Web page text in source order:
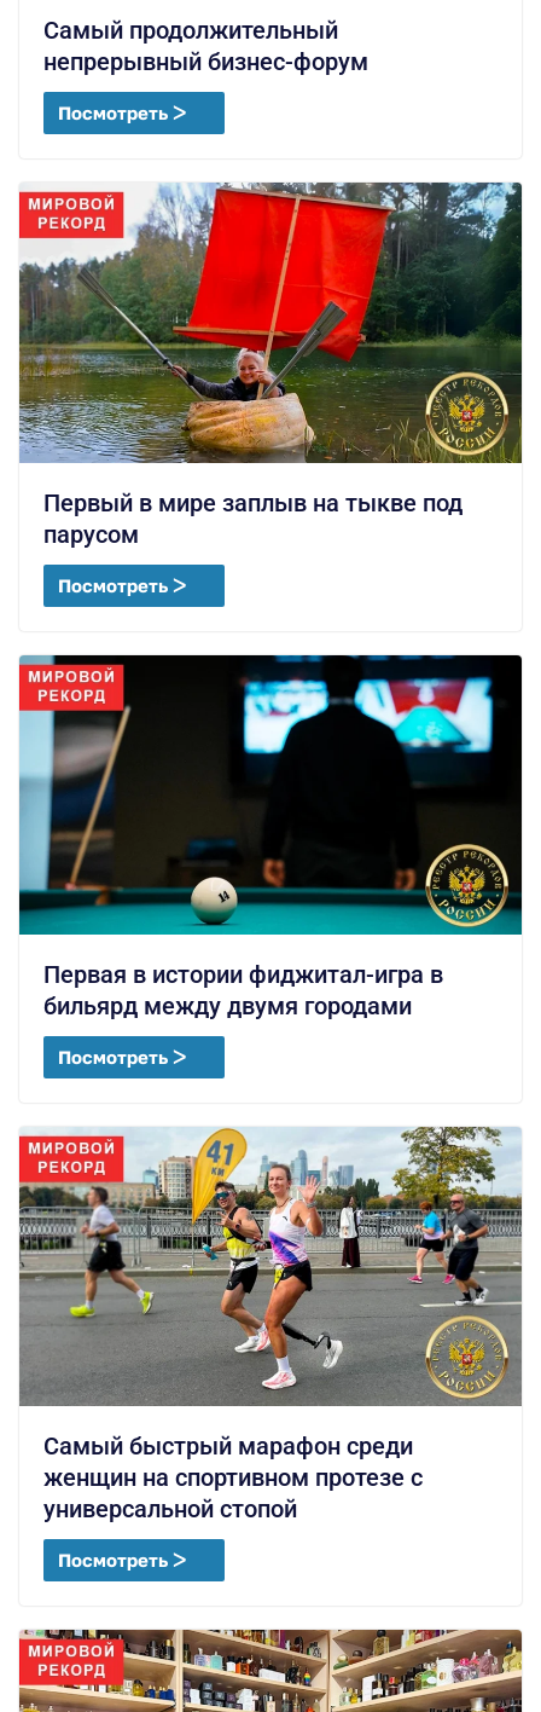
Самый продолжительный
непрерывный бизнес-форум
Посмотреть ᐳ
Первый в мире заплыв на тыкве под
парусом
Посмотреть ᐳ
Первая в истории фиджитал-игра в
бильярд между двумя городами
Посмотреть ᐳ
Самый быстрый марафон среди
женщин на спортивном протезе с
универсальной стопой
Посмотреть ᐳ